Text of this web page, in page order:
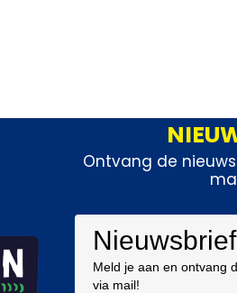
Ontvang de
Nieuwsbrief
Meld je aan en ontvang
via mail!